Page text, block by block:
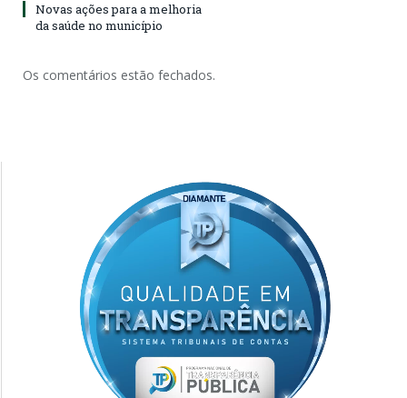
Novas ações para a melhoria
da saúde no município
Os comentários estão fechados.